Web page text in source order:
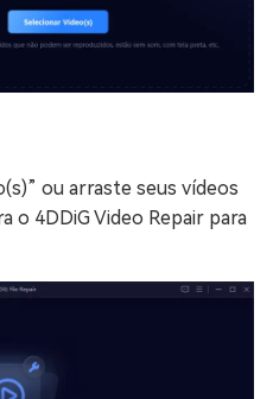
ou arraste seus vídeos
o 4DDiG Video Repair para